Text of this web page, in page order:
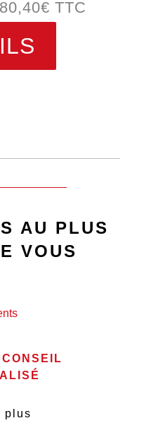
80,40€ TTC
AU PLUS
VOUS
plus